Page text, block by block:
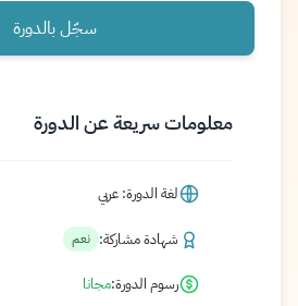
سجّل بالدورة
معلومات سريعة عن الدورة
لغة الدورة: عربي
شهادة مشاركة: نعم
رسوم الدورة:مجانا